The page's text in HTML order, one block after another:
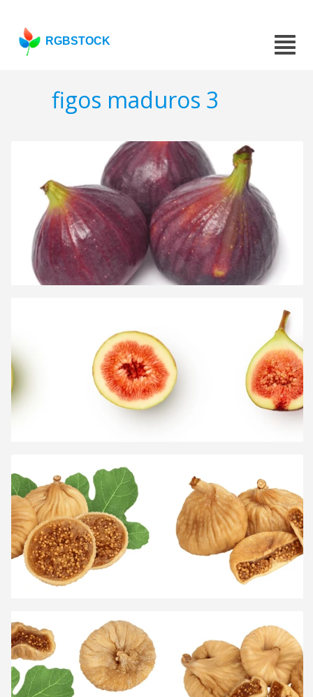
RGBSTOCK
figos maduros 3